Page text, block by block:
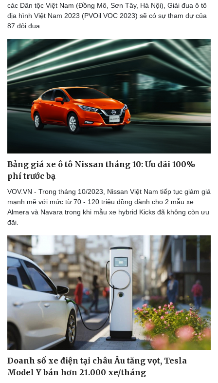
Thể thao
Bóng đá
Lịch thi đấu bóng đá
Thế giới thể thao
eSports
Hậu trường
Ô tô
Xe máy
Tư vấn
các Dân tộc Việt Nam (Đồng Mô, Sơn Tây, Hà Nội), Giải đua ô tô
địa hình Việt Nam 2023 (PVOil VOC 2023) sẽ có sự tham dự của
87 đội đua.
Bảng giá xe ô tô Nissan tháng 10: Ưu đãi 100%
phí trước bạ
VOV.VN - Trong tháng 10/2023, Nissan Việt Nam tiếp tục giảm giá
mạnh mẽ với mức từ 70 - 120 triệu đồng dành cho 2 mẫu xe
Almera và Navara trong khi mẫu xe hybrid Kicks đã không còn ưu
đãi.
Doanh số xe điện tại châu Âu tăng vọt, Tesla
Model Y bán hơn 21.000 xe/tháng